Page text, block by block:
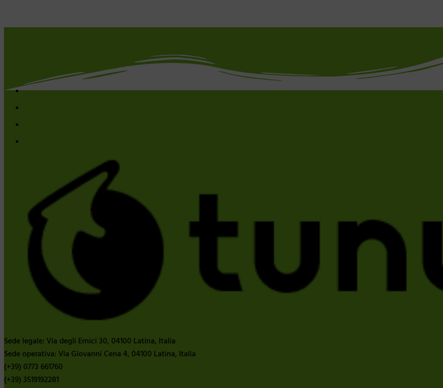
Sede legale: Via degli Ernici 30, 04100 Latina, Italia
Sede operativa: Via Giovanni Cena 4, 04100 Latina, Italia
(+39) 0773 661760
(+39) 3519192281